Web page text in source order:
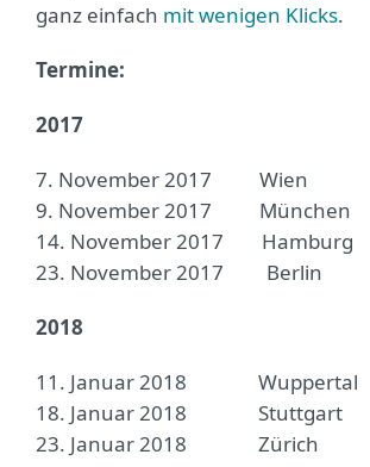
ganz einfach mit wenigen Klicks.
Termine:
2017
7. November 2017 Wien
9. November 2017 München
14. November 2017 Hamburg
23. November 2017 Berlin
2018
11. Januar 2018 Wuppertal
18. Januar 2018 Stuttgart
23. Januar 2018 Zürich